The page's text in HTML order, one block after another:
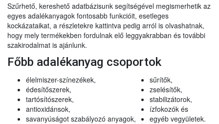
Szűrhető, kereshető adatbázisunk segítségével megismerhetik az
egyes adalékanyagok fontosabb funkcióit, esetleges
kockázataikat, a részletekre kattintva pedig arról is olvashatnak,
hogy mely termékekben fordulnak elő leggyakrabban és további
szakirodalmat is ajánlunk.
Főbb adalékanyag csoportok
élelmiszer-színezékek,
édesítőszerek,
tartósítószerek,
antioxidánsok,
savanyúságot szabályozó anyagok,
sűrítők,
zselésítők,
stabilizátorok,
ízfokozók és
egyéb vegyületek.